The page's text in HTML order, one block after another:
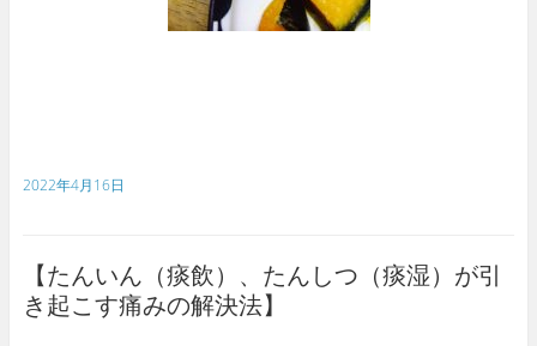
2022年4月16日
【たんいん（痰飲）、たんしつ（痰湿）が引
き起こす痛みの解決法】